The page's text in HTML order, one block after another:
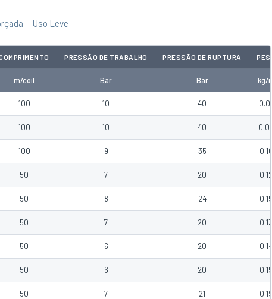
— Uso Leve
PRESSÃO DE TRABALHO PRESSÃO DE RUPTURA
PESO
m/coil Bar Bar kg/m
100 10 40 0.07
100 10 40 0.08
100 9 35 0.10
50 7 20 0.12
50 8 24 0.15
50 7 20 0.13
50 6 20 0.14
50 6 20 0.15
50 7 21 0.19